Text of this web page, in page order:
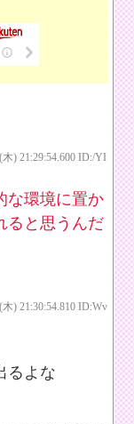
木) 21:29:54.600 ID:/YI
な環境に置か
ると思うんだ
木) 21:30:54.810 ID:Wv
るよな